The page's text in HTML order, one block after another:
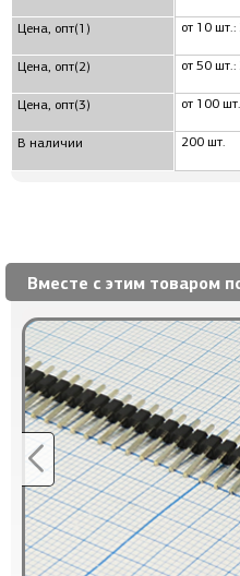
Цена, опт(1)
Цена, опт(2)
Цена, опт(3)
В наличии
от 10
от 50
от 100
200 шт.
Вместе с этим товаром